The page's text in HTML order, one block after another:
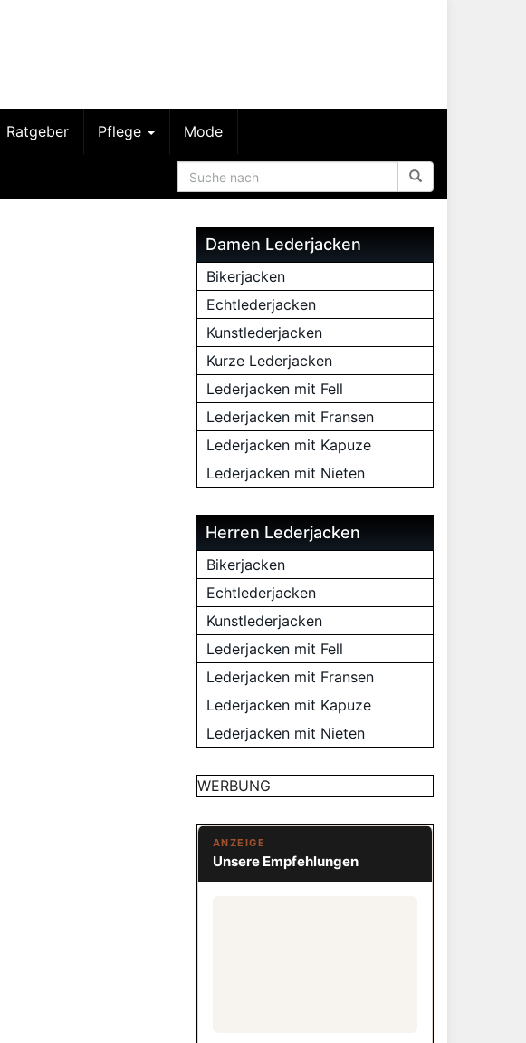
Ratgeber Pflege Mode
Damen Lederjacken
Bikerjacken
Echtlederjacken
Kunstlederjacken
Kurze Lederjacken
Lederjacken mit Fell
Lederjacken mit Fransen
Lederjacken mit Kapuze
Lederjacken mit Nieten
Herren Lederjacken
Bikerjacken
Echtlederjacken
Kunstlederjacken
Lederjacken mit Fell
Lederjacken mit Fransen
Lederjacken mit Kapuze
Lederjacken mit Nieten
WERBUNG
ANZEIGE
Unsere Empfehlungen